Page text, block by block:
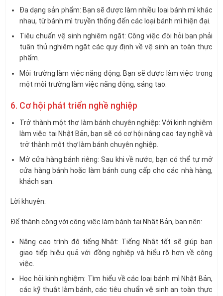
Đa dạng sản phẩm: Bạn sẽ được làm nhiều loại bánh mì khác
nhau, từ bánh mì truyền thống đến các loại bánh mì hiện đại.
Tiêu chuẩn vệ sinh nghiêm ngặt: Công việc đòi hỏi bạn phải
tuân thủ nghiêm ngặt các quy định về vệ sinh an toàn thực
phẩm.
Môi trường làm việc năng động: Bạn sẽ được làm việc trong
một môi trường làm việc năng động, sáng tạo.
6. Cơ hội phát triển nghề nghiệp
Trở thành một thợ làm bánh chuyên nghiệp: Với kinh nghiệm
làm việc tại Nhật Bản, bạn sẽ có cơ hội nâng cao tay nghề và
trở thành một thợ làm bánh chuyên nghiệp.
Mở cửa hàng bánh riêng: Sau khi về nước, bạn có thể tự mở
cửa hàng bánh hoặc làm bánh cung cấp cho các nhà hàng,
khách sạn.
Lời khuyên:
Để thành công với công việc làm bánh tại Nhật Bản, bạn nên:
Nâng cao trình độ tiếng Nhật: Tiếng Nhật tốt sẽ giúp bạn
giao tiếp hiệu quả với đồng nghiệp và hiểu rõ hơn về công
việc.
Học hỏi kinh nghiệm: Tìm hiểu về các loại bánh mì Nhật Bản,
các kỹ thuật làm bánh, các tiêu chuẩn vệ sinh an toàn thực